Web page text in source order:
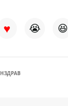
♥ 😭 😆